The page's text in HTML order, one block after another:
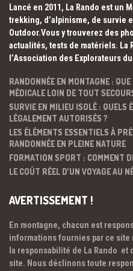
Lancé en 2011, La Rando est un
trekking, d’alpinisme, de survie
Outdoor.Vous y trouverez des
actualités, tests de matériels. La
l’Association des Explorateurs
RANDONNÉE EN MONTAGNE :
MÉDICALE LOIN DE TOUT
SURVIE EN MILIEU ISOLÉ : QUELS
LÉGALEMENT AUTORISÉS ?
LES ÉLÉMENTS ESSENTIELS À
RANDONNÉE EN PLEINE NATURE
FORMATION SPORT : COMMENT
LE COÛT RÉEL D’UN VOYAGE AU
AVERTISSEMENT !
En montagne, chacun est
informations fournies par ce site
la responsabilité de La Rando
site. Nous déclinons toute